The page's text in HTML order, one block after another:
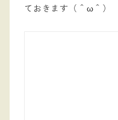
ておきます（＾ω＾）